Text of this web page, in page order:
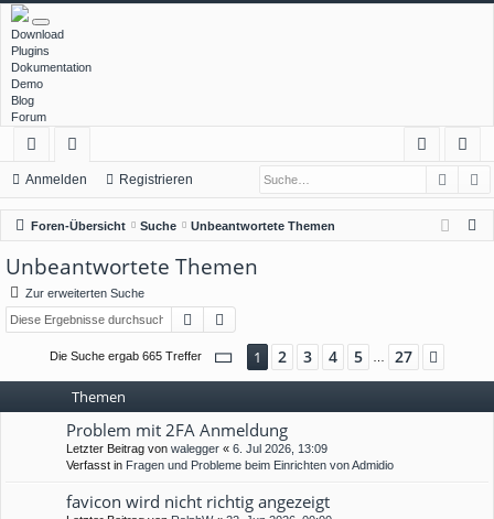
Download
Plugins
Dokumentation
Demo
Blog
Forum
ch
ne
llz
ug
rif
or
en
m
el
ist
rie
Anmelden Registrieren
Foren-Übersicht Suche Unbeantwortete Themen
Unbeantwortete Themen
Zur erweiterten Suche
Suche
Die Suche ergab 665 Treffer Seite 1 von 27
1 2 3 4 5 27
Themen
Problem mit 2FA Anmeldung
Letzter Beitrag von walegger « 6. Jul 2026, 13:09
Verfasst in Fragen und Probleme beim Einrichten von Admidio
favicon wird nicht richtig angezeigt